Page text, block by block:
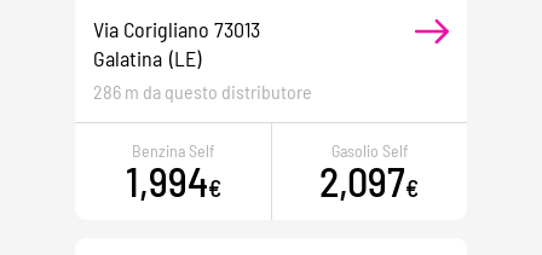
Via Corigliano 73013
Galatina (LE)
286 m da questo distributore
Benzina Self
1,994€
Gasolio Self
2,097€